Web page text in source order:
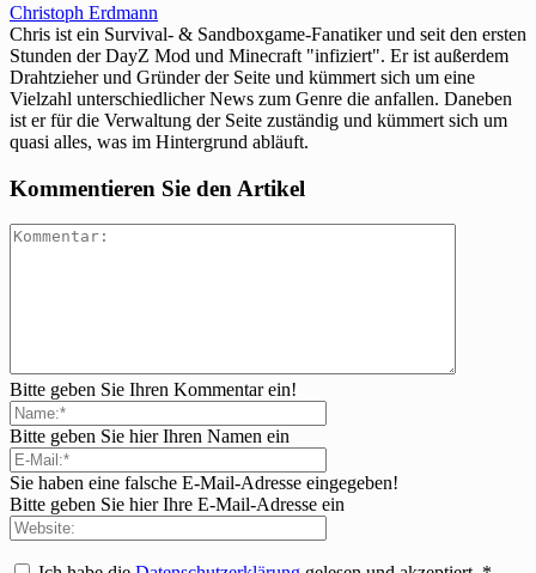
Christoph Erdmann
Chris ist ein Survival- & Sandboxgame-Fanatiker und seit den ersten
Stunden der DayZ Mod und Minecraft "infiziert". Er ist außerdem
Drahtzieher und Gründer der Seite und kümmert sich um eine
Vielzahl unterschiedlicher News zum Genre die anfallen. Daneben
ist er für die Verwaltung der Seite zuständig und kümmert sich um
quasi alles, was im Hintergrund abläuft.
Kommentieren Sie den Artikel
Bitte geben Sie Ihren Kommentar ein!
Bitte geben Sie hier Ihren Namen ein
Sie haben eine falsche E-Mail-Adresse eingegeben!
Bitte geben Sie hier Ihre E-Mail-Adresse ein